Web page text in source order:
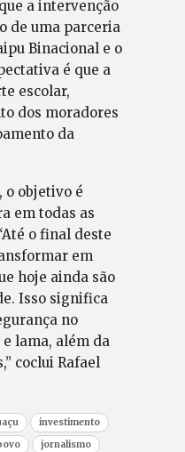
a intervenção
de uma parceria
Binacional e o
é que a
escolar,
dos moradores
da
o objetivo é
em todas as
o final deste
em
hoje ainda são
Isso significa
no
lama, além da
coclui Rafael
investimento
jornalismo